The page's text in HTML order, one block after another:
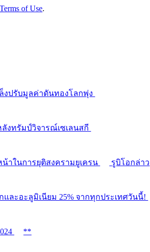
Terms of Use.
ล็งปรับมูลค่าดันทองโลกพุ่ง
งทรัมป์วิจารณ์เซเลนสกี
าในการยุติสงครามยูเครน
รูบิโอกล่าว
ละอะลูมิเนียม 25% จากทุกประเทศวันนี้!
**